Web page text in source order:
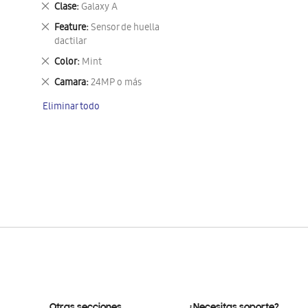
Clase Galaxy A
Eliminar
este
artículo
Feature Sensor de huella
dactilar
Eliminar
este
artículo
Color Mint
Eliminar
este
artículo
Camara 24MP o más
Eliminar
artículo
Eliminar todo